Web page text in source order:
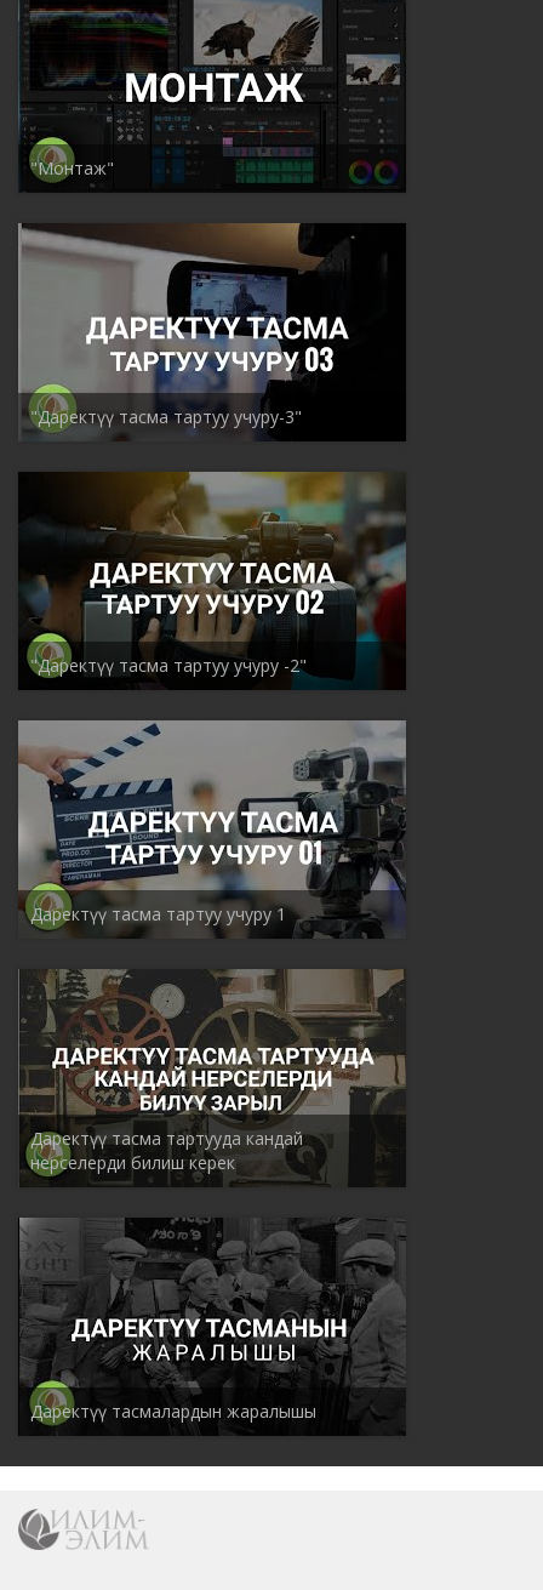
"Монтаж"
"Даректүү тасма тартуу учуру-3"
"Даректүү тасма тартуу учуру -2"
Даректүү тасма тартуу учуру 1
Даректүү тасма тартууда кандай
нерселерди билиш керек
Даректүү тасмалардын жаралышы